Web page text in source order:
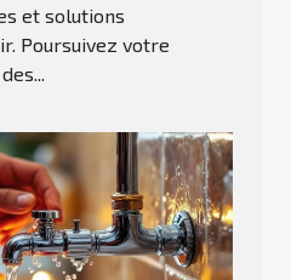
et solutions
Poursuivez votre